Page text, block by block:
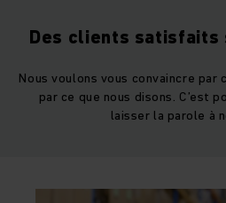
Des clients satisfaits
Nous voulons vous convaincre par
par ce que nous disons. C’est
laisser la parole à